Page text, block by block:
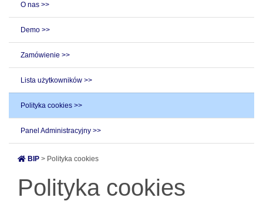
O nas >>
Demo >>
Zamówienie >>
Lista użytkowników >>
Polityka cookies >>
Panel Administracyjny >>
BIP > Polityka cookies
Polityka cookies